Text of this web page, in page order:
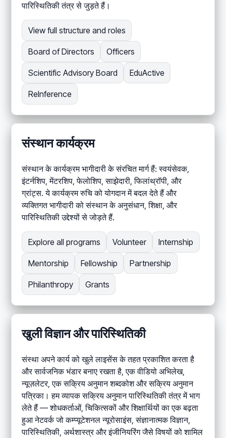
पारिस्थितिकी तंत्र से जुड़ते हैं।
View full structure and roles
Board of Directors Officers
Scientific Advisory Board EduActive
ReInference
संस्थान कार्यक्रम
संस्थान के कार्यक्रम भागीदारी के संरचित मार्ग हैं: स्वयंसेवक,
इंटर्नशिप, मेंटरशिप, फेलोशिप, साझेदारी, फिलांथ्रॉपी, और
ग्रांट्स. ये कार्यक्रम रुचि को योगदान में बदल देते हैं और
व्यक्तिगत भागीदारी को संस्थान के अनुसंधान, शिक्षा, और
पारिस्थितिकी उद्देश्यों से जोड़ते हैं.
Explore all programs Volunteer Internship
Mentorship Fellowship Partnership
Philanthropy Grants
खुली विज्ञान और पारिस्थितिकी
संस्था अपने कार्य को खुले लाइसेंस के तहत प्रकाशित करता है
और सार्वजनिक भंडार बनाए रखता है, एक वीडियो अभिलेख,
न्यूज़लेटर, एक सक्रिय अनुमान शब्दकोश और सक्रिय अनुमान
पत्रिका। हम व्यापक सक्रिय अनुमान पारिस्थितिकी तंत्र में भाग
लेते हैं — शोधकर्ताओं, चिकित्सकों और शिक्षार्थियों का एक बढ़ता
हुआ नेटवर्क जो कम्प्यूटेशनल न्यूरोसाइंस, संज्ञानात्मक विज्ञान,
पारिस्थितिकी, अर्थशास्त्र और इंजीनियरिंग जैसे विषयों को शामिल